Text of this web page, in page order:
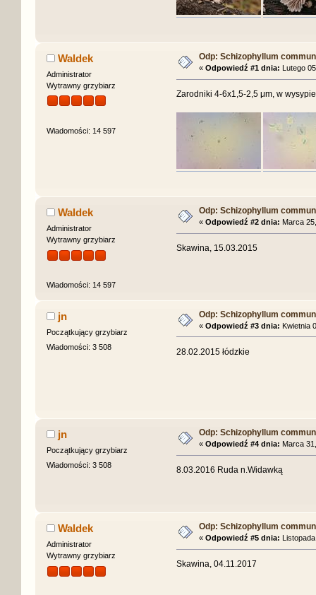
Waldek
Administrator
Wytrawny grzybiarz
Wiadomości: 14 597
Odp: Schizophyllum
« Odpowiedź #1 dnia: Lutego
Zarodniki 4-6x1,5-2,5 μm, w
Waldek
Administrator
Wytrawny grzybiarz
Wiadomości: 14 597
Odp: Schizophyllum
« Odpowiedź #2 dnia: Marca
Skawina, 15.03.2015
jn
Początkujący grzybiarz
Wiadomości: 3 508
Odp: Schizophyllum
« Odpowiedź #3 dnia: Kwietnia
28.02.2015 łódzkie
jn
Początkujący grzybiarz
Wiadomości: 3 508
Odp: Schizophyllum
« Odpowiedź #4 dnia: Marca
8.03.2016 Ruda n.Widawką
Waldek
Administrator
Wytrawny grzybiarz
Odp: Schizophyllum
« Odpowiedź #5 dnia:
Skawina, 04.11.2017